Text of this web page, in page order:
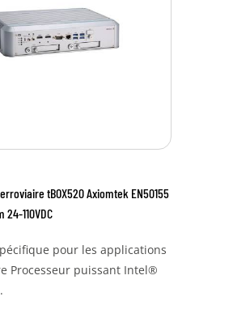
tBOX520 Axiomtek EN50155
110VDC
pour les applications
Processeur puissant Intel®